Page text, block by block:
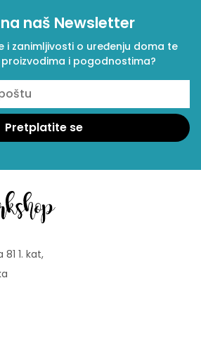
naš Newsletter
i zanimljivosti o uređenju doma te
i pogodnostima?
1. kat,